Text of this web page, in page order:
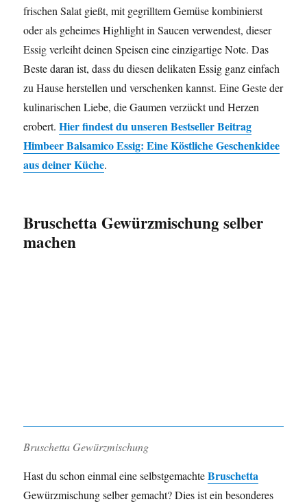
frischen Salat gießt, mit gegrilltem Gemüse kombinierst
oder als geheimes Highlight in Saucen verwendest, dieser
Essig verleiht deinen Speisen eine einzigartige Note. Das
Beste daran ist, dass du diesen delikaten Essig ganz einfach
zu Hause herstellen und verschenken kannst. Eine Geste der
kulinarischen Liebe, die Gaumen verzückt und Herzen
erobert.Hier findest du unseren Bestseller Beitrag
Himbeer Balsamico Essig: Eine Köstliche Geschenkidee
aus deiner Küche.
Bruschetta Gewürzmischung selber
machen
Bruschetta Gewürzmischung
Hast du schon einmal eine selbstgemachteBruschetta
Gewürzmischung selber gemacht? Dies ist ein besonderes